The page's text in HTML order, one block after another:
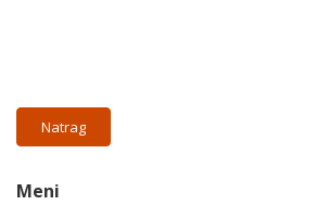
Natrag
Meni